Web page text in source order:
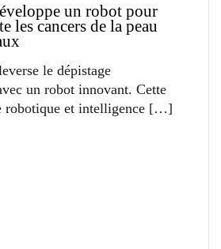
un robot pour
les cancers de la peau
le dépistage
un robot innovant. Cette
robotique et intelligence